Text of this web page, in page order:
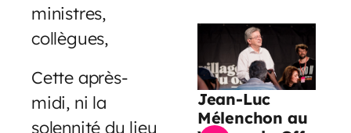
ministres,
collègues,
Cette après-
midi, ni la
solennité du lieu
Jean-Luc
Mélenchon au